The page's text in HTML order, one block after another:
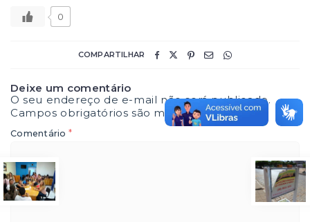
0
COMPARTILHAR
Deixe um comentário
O seu endereço de e-mail não será publicado.
Campos obrigatórios são marcados com*
Comentário *